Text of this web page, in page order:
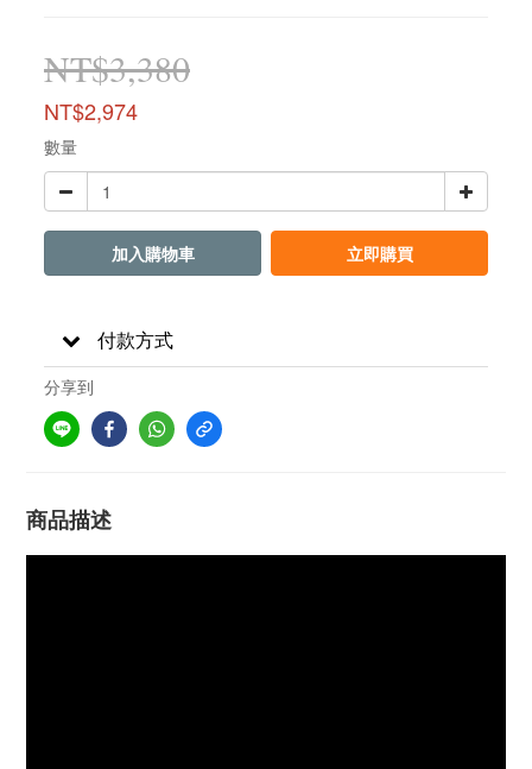
NT$3,380
NT$2,974
數量
加入購物車 立即購買
付款方式
分享到
商品描述